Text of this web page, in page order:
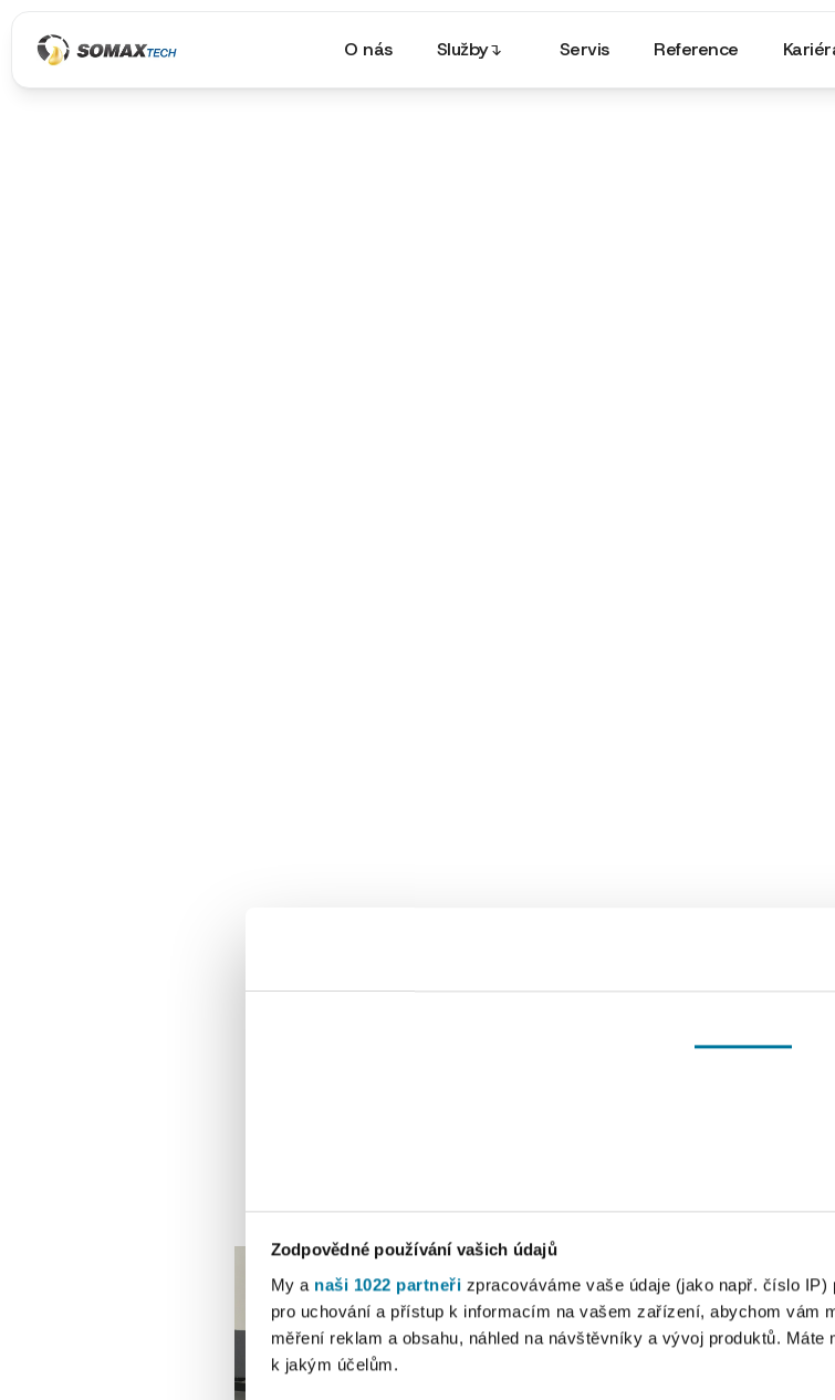
Zodpovědné používání vašich údajů
My a naši 1022 partneři zpracováváme vaše údaje (jako např. číslo
pro uchování a přístup k informacím na vašem zařízení, abychom vám
měření reklam a obsahu, náhled na návštěvníky a vývoj produktů.
k jakým účelům.
O nás Služby Servis Reference